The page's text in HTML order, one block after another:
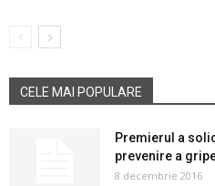
CELE MAI POPULARE
Premierul a
prevenire a
8 decembrie 2016